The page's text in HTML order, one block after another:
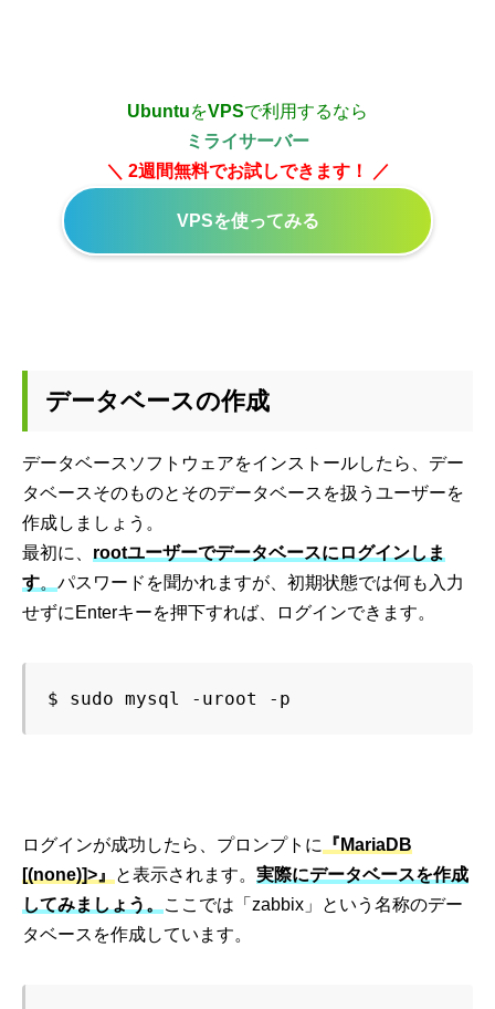
UbuntuをVPSで利用するなら
ミライサーバー
＼ 2週間無料でお試しできます！ ／
VPSを使ってみる
データベースの作成
データベースソフトウェアをインストールしたら、デー
タベースそのものとそのデータベースを扱うユーザーを
作成しましょう。
最初に、 rootユーザーでデータベースにログインしま
す。 パスワードを聞かれますが、初期状態では何も入力
せずにEnterキーを押下すれば、ログインできます。
$ sudo mysql -uroot -p
ログインが成功したら、プロンプトに
『MariaDB
[(none)]>』
と表示されます。 実際にデータベースを作成
してみましょう。
ここでは「zabbix」という名称のデー
タベースを作成しています。